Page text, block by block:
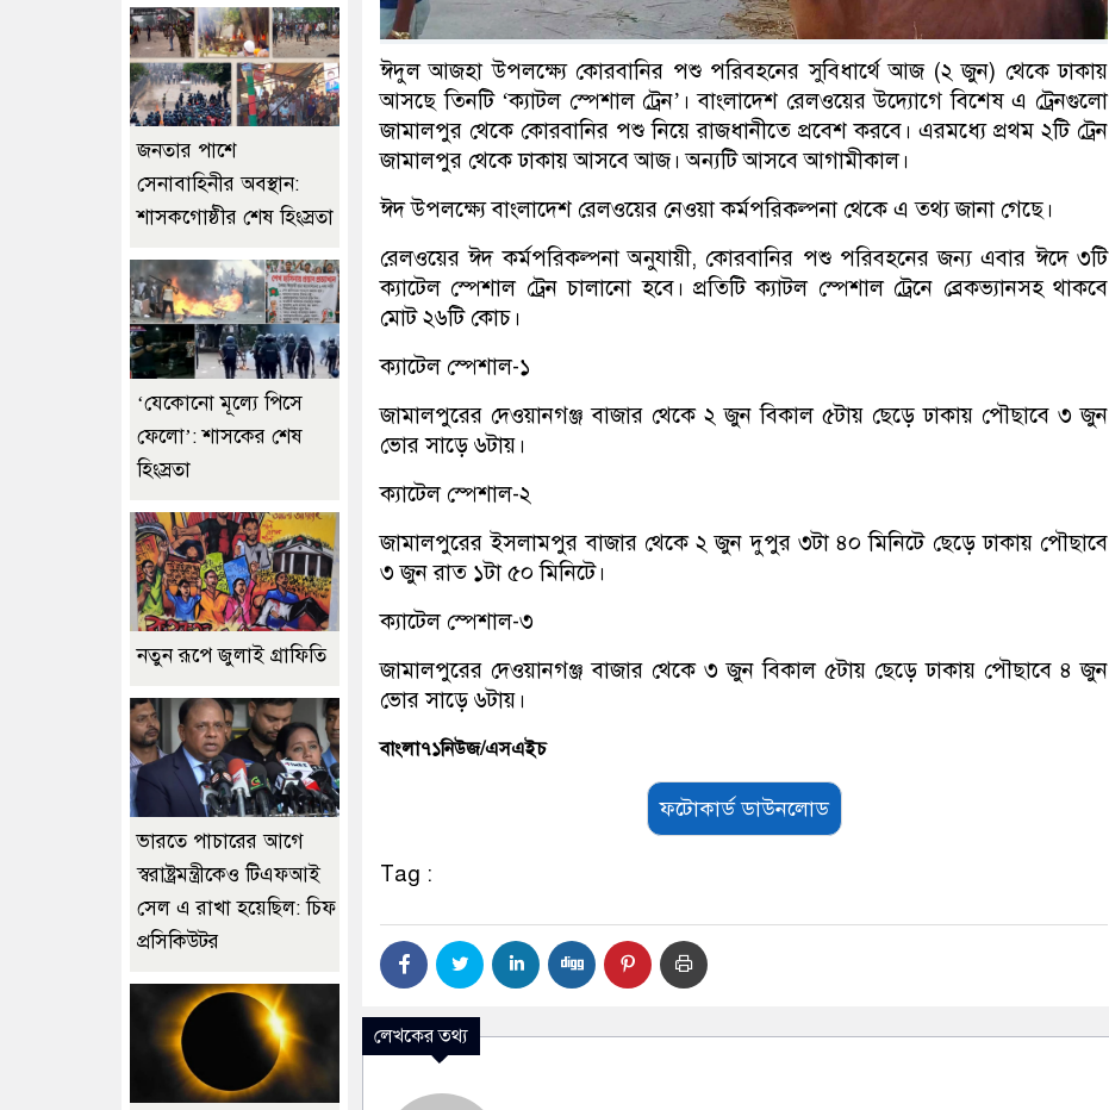
ঈদুল আজহা উপলক্ষ্যে কোরবানির পশু পরিবহনের সুবিধার্থে আজ (২ জুন) থেকে ঢাকায়
আসছে তিনটি ‘ক্যাটল স্পেশাল ট্রেন’। বাংলাদেশ রেলওয়ের উদ্যোগে বিশেষ এ ট্রেনগুলো
জামালপুর থেকে কোরবানির পশু নিয়ে রাজধানীতে প্রবেশ করবে। এরমধ্যে প্রথম ২টি ট্রেন
জামালপুর থেকে ঢাকায় আসবে আজ। অন্যটি আসবে আগামীকাল।
ঈদ উপলক্ষ্যে বাংলাদেশ রেলওয়ের নেওয়া কর্মপরিকল্পনা থেকে এ তথ্য জানা গেছে।
রেলওয়ের ঈদ কর্মপরিকল্পনা অনুযায়ী, কোরবানির পশু পরিবহনের জন্য এবার ঈদে ৩টি
ক্যাটেল স্পেশাল ট্রেন চালানো হবে। প্রতিটি ক্যাটল স্পেশাল ট্রেনে ব্রেকভ্যানসহ থাকবে
মোট ২৬টি কোচ।
ক্যাটেল স্পেশাল-১
জামালপুরের দেওয়ানগঞ্জ বাজার থেকে ২ জুন বিকাল ৫টায় ছেড়ে ঢাকায় পৌছাবে ৩ জুন
ভোর সাড়ে ৬টায়।
ক্যাটেল স্পেশাল-২
জামালপুরের ইসলামপুর বাজার থেকে ২ জুন দুপুর ৩টা ৪০ মিনিটে ছেড়ে ঢাকায় পৌছাবে
৩ জুন রাত ১টা ৫০ মিনিটে।
ক্যাটেল স্পেশাল-৩
জামালপুরের দেওয়ানগঞ্জ বাজার থেকে ৩ জুন বিকাল ৫টায় ছেড়ে ঢাকায় পৌছাবে ৪ জুন
ভোর সাড়ে ৬টায়।
বাংলা৭১নিউজ/এসএইচ
ফটোকার্ড ডাউনলোড
Tag :
লেখকের তথ্য
জনতার পাশে
সেনাবাহিনীর অবস্থান:
শাসকগোষ্ঠীর শেষ হিংস্রতা
‘যেকোনো মূল্যে পিসে
ফেলো’: শাসকের শেষ
হিংস্রতা
নতুন রূপে জুলাই গ্রাফিতি
ভারতে পাচারের আগে
স্বরাষ্ট্রমন্ত্রীকেও টিএফআই
সেল এ রাখা হয়েছিল: চিফ
প্রসিকিউটর